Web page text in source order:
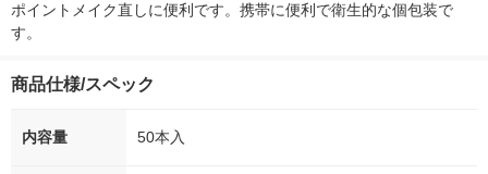
ポイントメイク直しに便利です。携帯に便利で衛生的な個包装で
す。
商品仕様/スペック
内容量 50本入